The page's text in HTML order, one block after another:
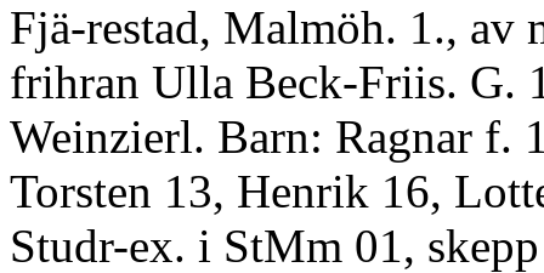
Fjä-restad, Malmöh. 1., av
frihran Ulla Beck-Friis. G.
Weinzierl. Barn: Ragnar f.
Torsten 13, Henrik 16,
Studr-ex. i StMm 01,